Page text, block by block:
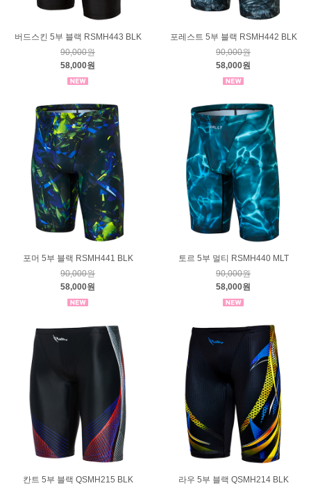
버드스킨 5부 블랙 RSMH443 BLK
90,000원
58,000원
포레스트 5부 블랙 RSMH442 BLK
90,000원
58,000원
포머 5부 블랙 RSMH441 BLK
90,000원
58,000원
토르 5부 멀티 RSMH440 MLT
90,000원
58,000원
칸트 5부 블랙 QSMH215 BLK
라우 5부 블랙 QSMH214 BLK